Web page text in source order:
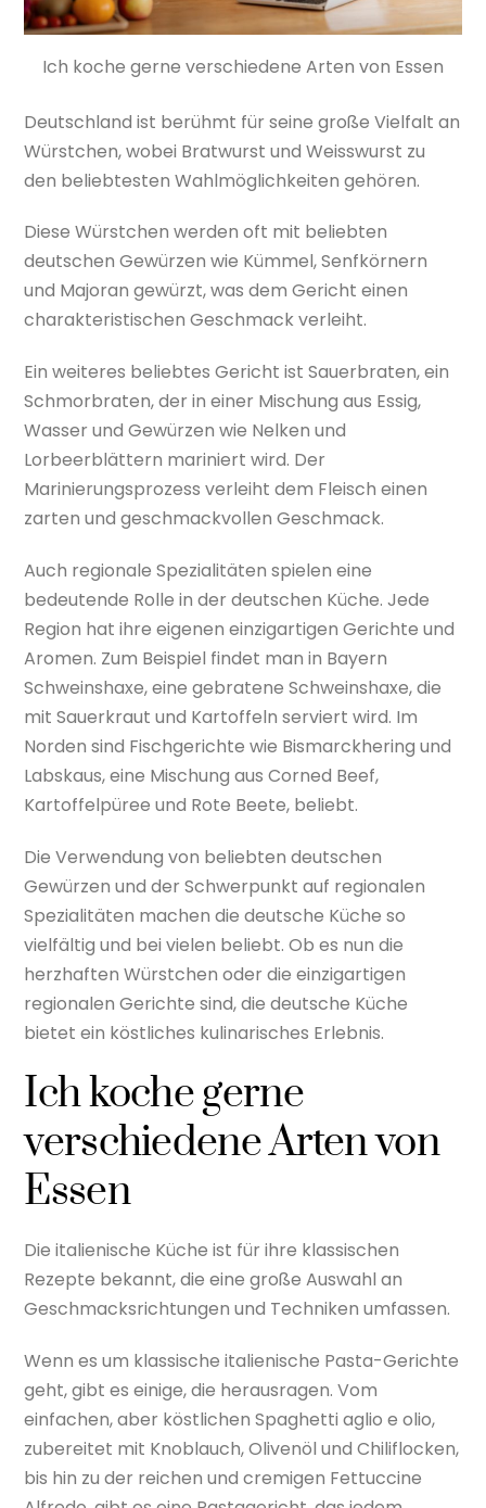
Ich koche gerne verschiedene Arten von Essen
Deutschland ist berühmt für seine große Vielfalt an
Würstchen, wobei Bratwurst und Weisswurst zu
den beliebtesten Wahlmöglichkeiten gehören.
Diese Würstchen werden oft mit beliebten
deutschen Gewürzen wie Kümmel, Senfkörnern
und Majoran gewürzt, was dem Gericht einen
charakteristischen Geschmack verleiht.
Ein weiteres beliebtes Gericht ist Sauerbraten, ein
Schmorbraten, der in einer Mischung aus Essig,
Wasser und Gewürzen wie Nelken und
Lorbeerblättern mariniert wird. Der
Marinierungsprozess verleiht dem Fleisch einen
zarten und geschmackvollen Geschmack.
Auch regionale Spezialitäten spielen eine
bedeutende Rolle in der deutschen Küche. Jede
Region hat ihre eigenen einzigartigen Gerichte und
Aromen. Zum Beispiel findet man in Bayern
Schweinshaxe, eine gebratene Schweinshaxe, die
mit Sauerkraut und Kartoffeln serviert wird. Im
Norden sind Fischgerichte wie Bismarckhering und
Labskaus, eine Mischung aus Corned Beef,
Kartoffelpüree und Rote Beete, beliebt.
Die Verwendung von beliebten deutschen
Gewürzen und der Schwerpunkt auf regionalen
Spezialitäten machen die deutsche Küche so
vielfältig und bei vielen beliebt. Ob es nun die
herzhaften Würstchen oder die einzigartigen
regionalen Gerichte sind, die deutsche Küche
bietet ein köstliches kulinarisches Erlebnis.
Ich koche gerne
verschiedene Arten von
Essen
Die italienische Küche ist für ihre klassischen
Rezepte bekannt, die eine große Auswahl an
Geschmacksrichtungen und Techniken umfassen.
Wenn es um klassische italienische Pasta-Gerichte
geht, gibt es einige, die herausragen. Vom
einfachen, aber köstlichen Spaghetti aglio e olio,
zubereitet mit Knoblauch, Olivenöl und Chiliflocken,
bis hin zu der reichen und cremigen Fettuccine